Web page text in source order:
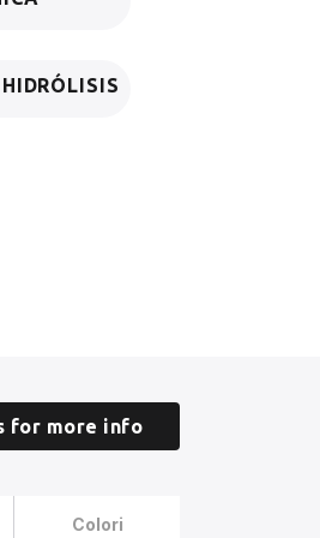
for more info
Colori